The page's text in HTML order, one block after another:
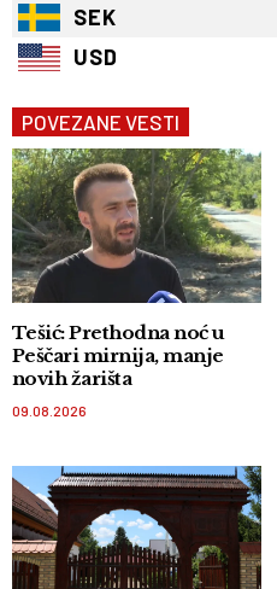
SEK
USD
POVEZANE VESTI
Tešić: Prethodna noć u
Peščari mirnija, manje
novih žarišta
09.08.2026